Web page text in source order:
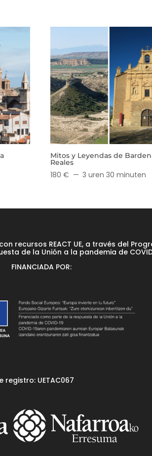
Mitos y Leyendas de
Reales
180 € 3 uren 30 minuten
recursos REACT UE, a través del
de la Unión a la pandemia de
FINANCIADA POR:
registro: UETAC067